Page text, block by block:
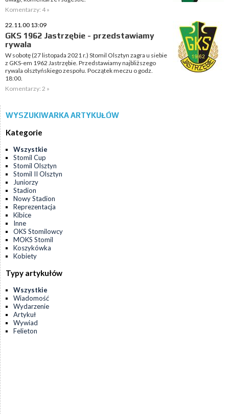
Komentarzy: 4 »
22.11.00 13:09
GKS 1962 Jastrzębie - przedstawiamy
rywala
W sobotę (27 listopada 2021 r.) Stomil Olsztyn zagra u siebie
z GKS-em 1962 Jastrzębie. Przedstawiamy najbliższego
rywala olsztyńskiego zespołu. Początek meczu o godz.
18:00.
Komentarzy: 2 »
WYSZUKIWARKA ARTYKUŁÓW
Kategorie
Wszystkie
Stomil Cup
Stomil Olsztyn
Stomil II Olsztyn
Juniorzy
Stadion
Nowy Stadion
Reprezentacja
Kibice
Inne
OKS Stomilowcy
MOKS Stomil
Koszykówka
Kobiety
Typy artykułów
Wszystkie
Wiadomość
Wydarzenie
Artykuł
Wywiad
Felieton